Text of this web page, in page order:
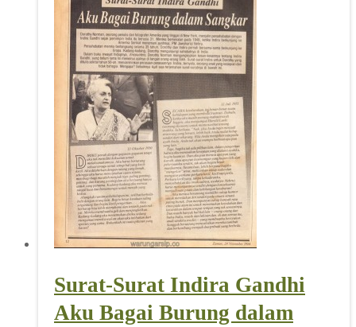
Surat-Surat Indira Gandhi
Aku Bagai Burung dalam